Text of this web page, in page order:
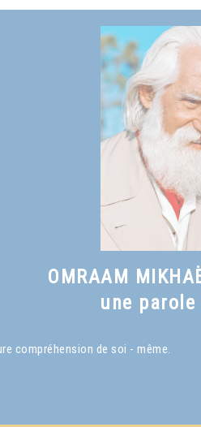
OMRAAM
une
compréhension de soi - même.